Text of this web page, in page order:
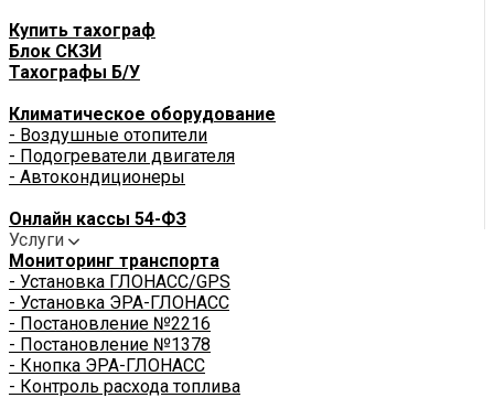
Купить тахограф
Блок СКЗИ
Тахографы Б/У
Климатическое оборудование
- Воздушные отопители
- Подогреватели двигателя
- Автокондиционеры
Онлайн кассы 54-ФЗ
Услуги
Мониторинг транспорта
- Установка ГЛОНАСС/GPS
- Установка ЭРА-ГЛОНАСС
- Постановление №2216
- Постановление №1378
- Кнопка ЭРА-ГЛОНАСС
- Контроль расхода топлива